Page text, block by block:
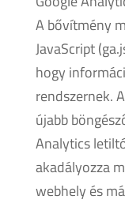
A bővítmény
JavaScript
hogy
rendszernek.
újabb
Analytics
akadályozza
webhely és